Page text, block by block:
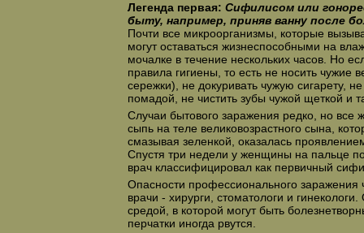
Легенда первая: Сифилисом или
быту, например, приняв ванну после
Почти все микроорганизмы, которые
могут оставаться жизнеспособными на
мочалке в течение нескольких часов. Но
правила гигиены, то есть не носить чужие
сережки), не докуривать чужую сигарету,
помадой, не чистить зубы чужой щеткой и
Случаи бытового заражения редко, но все
сыпь на теле великовозрастного сына,
смазывая зеленкой, оказалась
Спустя три недели у женщины на пальце
врач классифицировал как первичный
Опасности профессионального заражения
врачи - хирурги, стоматологи и
средой, в которой могут быть
перчатки иногда рвутся.